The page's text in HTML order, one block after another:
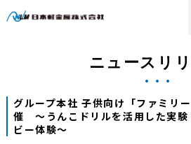
ニュースリ
グループ本社 子供向け「ファミリ
催 ～うんこドリルを活用した実験
ビー体験～